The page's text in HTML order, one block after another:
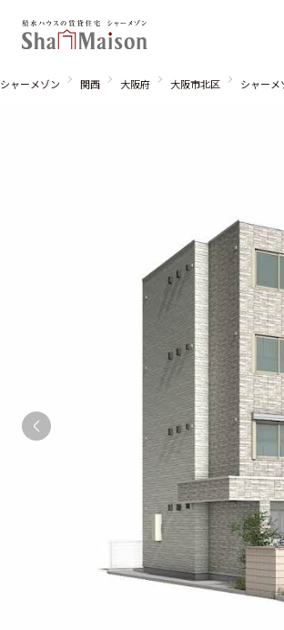
東北
中国・四国
シャーメゾンとは シャ
シャーメゾン 関西 大阪府 大阪市北区 シャー